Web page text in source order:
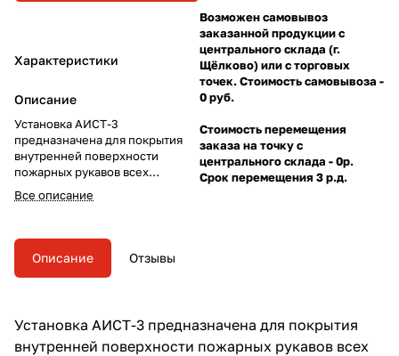
Характеристики
Описание
Установка АИСТ-3
предназначена для покрытия
внутренней поверхности
пожарных рукавов всех
типоразмеров тальком, с целью
предотвращения их слипания в
использованием.
Все описание
Возможен самовывоз
заказанной продукции с
центрального склада (г.
Щёлково) или с торговых
точек. Стоимость самовывоза -
0 руб.
Стоимость перемещения
заказа на точку с
центрального склада - 0р.
Срок перемещения 3 р.д.
Описание Отзывы
Установка АИСТ-3 предназначена для покрытия
внутренней поверхности пожарных рукавов всех